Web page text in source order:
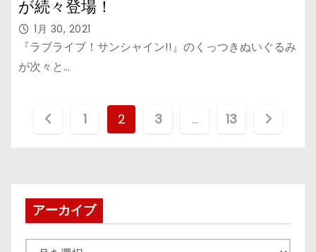
が続々登場！
1月 30, 2021
『ラブライブ！サンシャイン!!』のくっつきぬいぐるみ
が次々と…
投
ペ
ー
1 2 3 … 13
アーカイブ